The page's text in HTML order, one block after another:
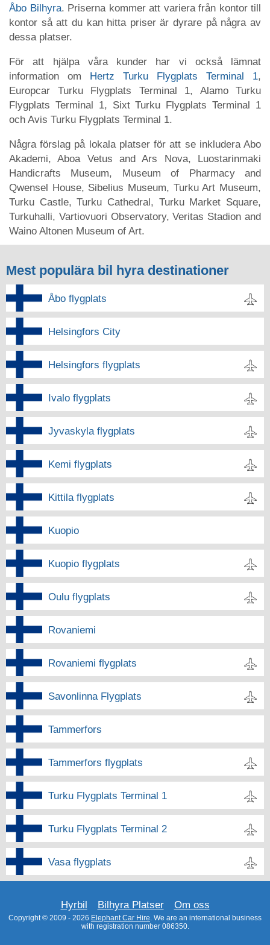
Åbo Bilhyra. Priserna kommer att variera från kontor till
kontor så att du kan hitta priser är dyrare på några av
dessa platser.
För att hjälpa våra kunder har vi också lämnat
information om Hertz Turku Flygplats Terminal 1,
Europcar Turku Flygplats Terminal 1, Alamo Turku
Flygplats Terminal 1, Sixt Turku Flygplats Terminal 1
och Avis Turku Flygplats Terminal 1.
Några förslag på lokala platser för att se inkludera Abo
Akademi, Aboa Vetus and Ars Nova, Luostarinmaki
Handicrafts Museum, Museum of Pharmacy and
Qwensel House, Sibelius Museum, Turku Art Museum,
Turku Castle, Turku Cathedral, Turku Market Square,
Turkuhalli, Vartiovuori Observatory, Veritas Stadion and
Waino Altonen Museum of Art.
Mest populära bil hyra destinationer
Åbo flygplats
Helsingfors City
Helsingfors flygplats
Ivalo flygplats
Jyvaskyla flygplats
Kemi flygplats
Kittila flygplats
Kuopio
Kuopio flygplats
Oulu flygplats
Rovaniemi
Rovaniemi flygplats
Savonlinna Flygplats
Tammerfors
Tammerfors flygplats
Turku Flygplats Terminal 1
Turku Flygplats Terminal 2
Vasa flygplats
Hyrbil Bilhyra Platser Om oss
Copyright © 2009 - 2026 Elephant Car Hire . We are an international business
with registration number 086350.